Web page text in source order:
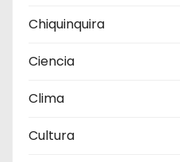
Chiquinquira
Ciencia
Clima
Cultura